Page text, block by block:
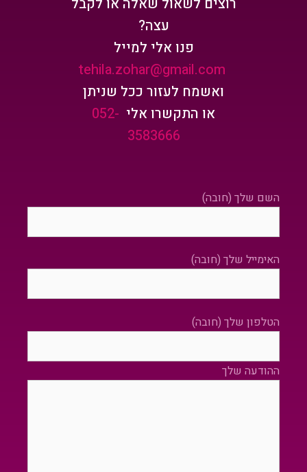
עצה?
פנו אלי למייל
tehila.zohar@gmail.com
ואשמח לעזור ככל שניתן
או התקשרו אלי 052-
3583666
השם שלך (חובה)
האימייל שלך (חובה)
הטלפון שלך (חובה)
ההודעה שלך